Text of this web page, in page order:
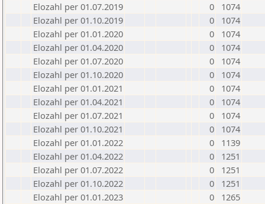
Elozahl per 01.07.2019
0
1074
Elozahl per 01.10.2019
0
1074
Elozahl per 01.01.2020
0
1074
Elozahl per 01.04.2020
0
1074
Elozahl per 01.07.2020
0
1074
Elozahl per 01.10.2020
0
1074
Elozahl per 01.01.2021
0
1074
Elozahl per 01.04.2021
0
1074
Elozahl per 01.07.2021
0
1074
Elozahl per 01.10.2021
0
1074
Elozahl per 01.01.2022
0
1139
Elozahl per 01.04.2022
0
1251
Elozahl per 01.07.2022
0
1251
Elozahl per 01.10.2022
0
1251
Elozahl per 01.01.2023
0
1265